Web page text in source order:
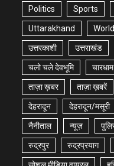
Politics Sports
Uttarakhand World
उत्तरकाशी उत्तराखंड
चलो चले देवभूमि चारधाम
ताज़ा ख़बर ताज़ा ख़बरें
देहरादून देहरादून/मसूरी
नैनीताल न्यूज़
रुद्रपुर रुद्रप्रयाग